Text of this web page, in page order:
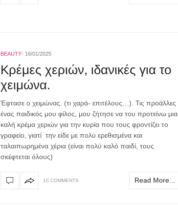
BEAUTY 16/01/2025
Kρέμες χεριών, ιδανικές για το
χειμώνα.
Έφτασε ο χειμώνας. (τι χαρά- επιτέλους…). Τις προάλλες
ένας παιδικός μου φίλος, μου ζήτησε να του προτείνω μια
καλή κρέμα χεριών για την κυρία που τους φροντίζει το
γραφείο, γιατί την είδε με πολύ ερεθισμένα και
ταλαιπωρημένα χέρια (είναι πολύ καλό παιδί, τους
σκέφτεται όλους)
10 COMMENTS Read More...